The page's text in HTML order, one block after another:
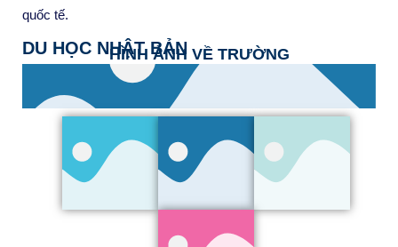
quốc tế.
DU HỌC NHẬT BẢNHÌNH ẢNH VỀ TRƯỜNG